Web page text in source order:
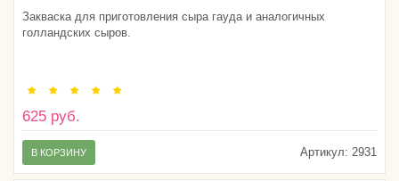
Закваска для приготовления сыра гауда и аналогичных
голландских сыров.
625 руб.
Артикул: 2931
В КОРЗИНУ